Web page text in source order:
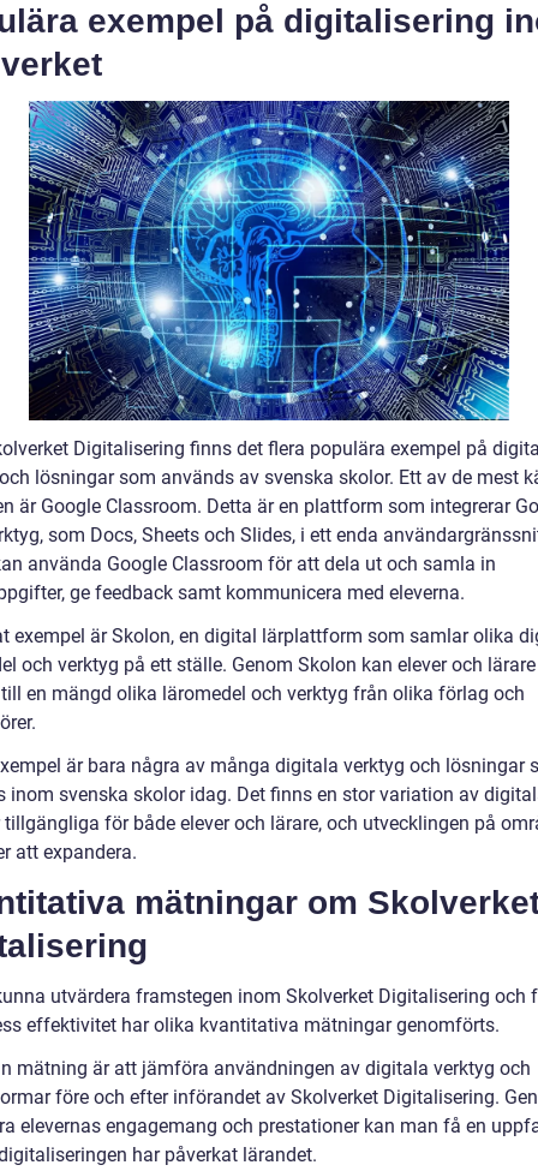
exempel på digitalisering
Digitalisering finns det flera populära exempel på
lösningar som används av svenska skolor. Ett av de mest
är Google Classroom. Detta är en plattform som integrerar
som Docs, Sheets och Slides, i ett enda
använda Google Classroom för att dela ut och samla in
ge feedback samt kommunicera med eleverna.
exempel är Skolon, en digital lärplattform som samlar olika
och verktyg på ett ställe. Genom Skolon kan elever och
en mängd olika läromedel och verktyg från olika förlag och
är bara några av många digitala verktyg och lösningar
inom svenska skolor idag. Det finns en stor variation av
tillgängliga för både elever och lärare, och utvecklingen på
att expandera.
mätningar om
utvärdera framstegen inom Skolverket Digitalisering och
effektivitet har olika kvantitativa mätningar genomförts.
mätning är att jämföra användningen av digitala verktyg och
före och efter införandet av Skolverket Digitalisering.
elevernas engagemang och prestationer kan man få en
har påverkat lärandet.